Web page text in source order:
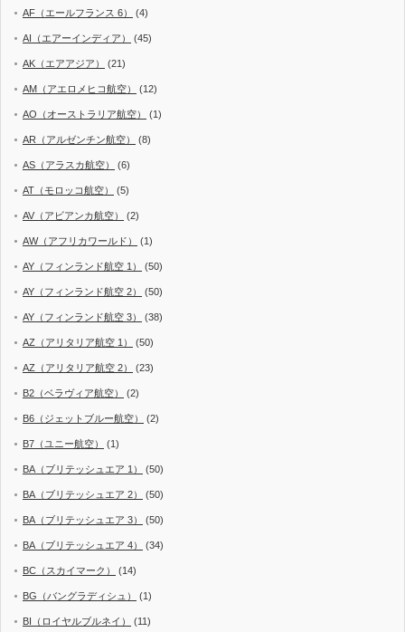
AF（エールフランス 6） (4)
AI（エアーインディア） (45)
AK（エアアジア） (21)
AM（アエロメヒコ航空） (12)
AO（オーストラリア航空） (1)
AR（アルゼンチン航空） (8)
AS（アラスカ航空） (6)
AT（モロッコ航空） (5)
AV（アビアンカ航空） (2)
AW（アフリカワールド） (1)
AY（フィンランド航空 1） (50)
AY（フィンランド航空 2） (50)
AY（フィンランド航空 3） (38)
AZ（アリタリア航空 1） (50)
AZ（アリタリア航空 2） (23)
B2（ベラヴィア航空） (2)
B6（ジェットブルー航空） (2)
B7（ユニー航空） (1)
BA（ブリテッシュエア 1） (50)
BA（ブリテッシュエア 2） (50)
BA（ブリテッシュエア 3） (50)
BA（ブリテッシュエア 4） (34)
BC（スカイマーク） (14)
BG（バングラディシュ） (1)
BI（ロイヤルブルネイ） (11)